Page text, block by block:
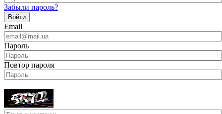
Забыли пароль?
Войти
Email
Пароль
Повтор пароля